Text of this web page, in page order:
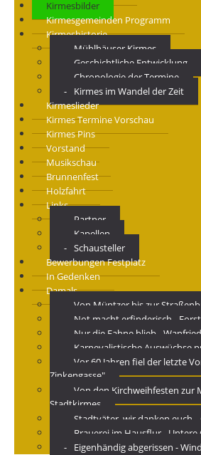
Kirmesbilder
Kirmesgemeinden Programm
Kirmeshistorie
Mühlhäuser Kirmes
Geschichtliche Entwicklung
Chronologie der Termine
Kirmes im Wandel der Zeit
Kirmeslieder
Kirmes Termine Vorschau
Kirmes Pins
Vorstand
Musikschau
Brunnenfest
Holzfahrt
Links
Partner
Kapellen
Schausteller
Bewerbungen Festplatz
In Gedenken
Damals
Von Müntzer bis zur
Not macht erfinderisch -
Nur die Fahne blieb -
Karnevalistische Auswüchse
Vor 60 Jahren fiel der letzte
Zinkengasse"
Von den Kirchweihfesten zur
Stadtkirmes
Stadtväter, wir danken euch
Brauerei im Hausflur - Untere
Eigenhändig abgerissen -